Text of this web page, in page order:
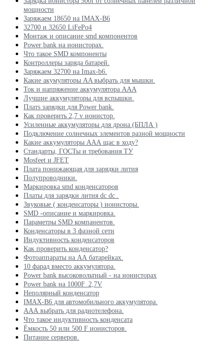
мощности
Заряжаем 18650 на IMAX-B6
32700 и 32650 LiFePo4
Монтаж и описание smd компонентов
Power bank на ионисторах.
Что такое SMD компоненты
Контроллеры заряда батарей.
Заряжаем 32700 на Imax-b6.
Какие акумуляторы AA выбрать для мышки.
Ток и напряжение аккумулятора ААА
Лучшие аккумуляторы для вспышки.
Платs зарядки для Power bank.
Как проверить 2,7 v ионистор.
Усиленные аккумуляторы для дрона (БПЛА )
Подключение солнечных элементов разной мощности
Какие аккумуляторы ААА щас в ходу?
Стандарты, ГОСТы и требования ТУ
Mosfeet и JFET
Плата понижающая для зарядки лития
Полупроводники.
Маркировка smd конденсаторов
Платы для зарядки лития dc dc .
Звуковые ( конденсаторы ) ионисторы.
SMD -описание и маркировка.
Параметры SMD компанентов.
Конденсаторы в 3 фазной сети
Индуктивность конденсаторов
Как проверить конденсатор?
Фотоаппараты на АА батарейках.
10 фарад вместо аккумулятора.
Power bank высоковольтный - на ионисторах
Power bank на 1000F_2,7V
Неполярный конденсатор
IMAX-B6 для автомобильного аккумулятора.
ААА выбрать для радиотелефона.
Что такое индуктивность конденсата
Ёмкость 50 или 500 F ионисторов.
Питание серверов.